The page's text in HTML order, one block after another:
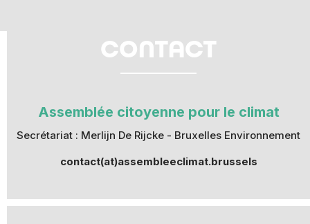
CONTACT
Assemblée citoyenne pour le climat
Secrétariat : Merlijn De Rijcke - Bruxelles Environnement
contact(at)assembleeclimat.brussels